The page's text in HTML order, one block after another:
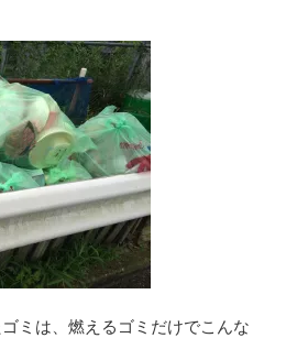
ミは、燃えるゴミだけでこんな